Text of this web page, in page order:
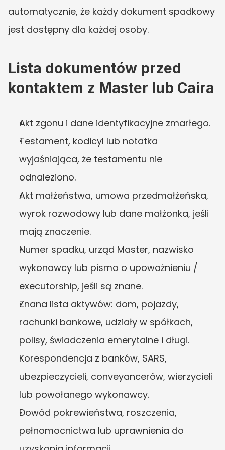
automatycznie, że każdy dokument spadkowy
jest dostępny dla każdej osoby.
Lista dokumentów przed
kontaktem z Master lub Caira
Akt zgonu i dane identyfikacyjne zmarłego.
Testament, kodicyl lub notatka
wyjaśniająca, że testamentu nie
odnaleziono.
Akt małżeństwa, umowa przedmałżeńska,
wyrok rozwodowy lub dane małżonka, jeśli
mają znaczenie.
Numer spadku, urząd Master, nazwisko
wykonawcy lub pismo o upoważnieniu /
executorship, jeśli są znane.
Znana lista aktywów: dom, pojazdy,
rachunki bankowe, udziały w spółkach,
polisy, świadczenia emerytalne i długi.
Korespondencja z banków, SARS,
ubezpieczycieli, conveyancerów, wierzycieli
lub powołanego wykonawcy.
Dowód pokrewieństwa, roszczenia,
pełnomocnictwa lub uprawnienia do